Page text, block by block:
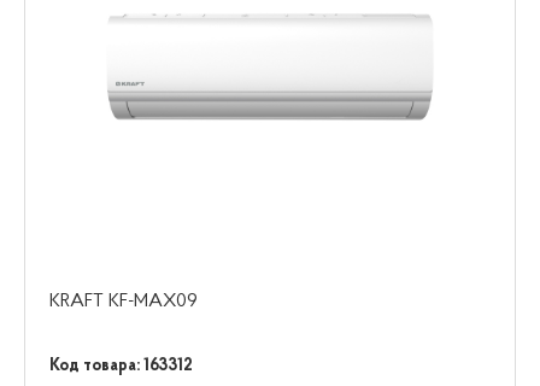
KRAFT KF-MAX09
Код товара: 163312